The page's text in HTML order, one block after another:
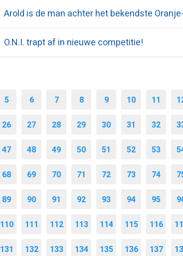
Arold is de man achter het bekendste
O.N.I. trapt af in nieuwe competitie!
5 6 7 8 9 10 11
26 27 28 29 30 31 32
47 48 49 50 51 52 53
68 69 70 71 72 73 74
89 90 91 92 93 94 95
110 111 112 113 114 115 116
131 132 133 134 135 136 137